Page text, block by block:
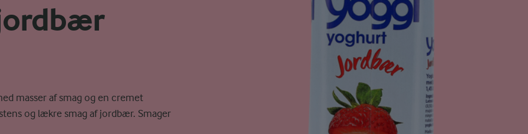
masser af smag og en cremet
og lækre smag af jordbær. Smager